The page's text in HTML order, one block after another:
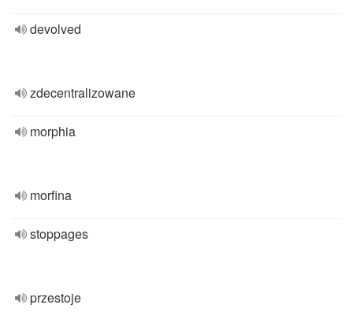
devolved
zdecentralizowane
morphia
morfina
stoppages
przestoje